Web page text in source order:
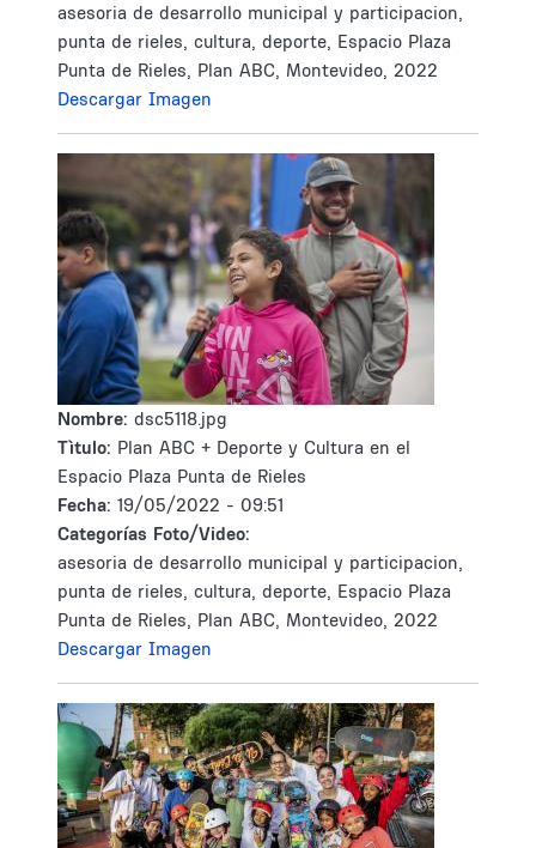
asesoria de desarrollo municipal y participacion,
punta de rieles, cultura, deporte, Espacio Plaza
Punta de Rieles, Plan ABC, Montevideo, 2022
Descargar Imagen
Nombre: dsc5118.jpg
Tìtulo: Plan ABC + Deporte y Cultura en el
Espacio Plaza Punta de Rieles
Fecha: 19/05/2022 - 09:51
Categorías Foto/Video:
asesoria de desarrollo municipal y participacion,
punta de rieles, cultura, deporte, Espacio Plaza
Punta de Rieles, Plan ABC, Montevideo, 2022
Descargar Imagen